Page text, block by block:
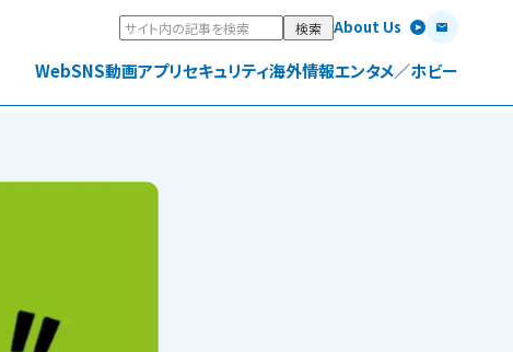
About Us
WebSNS動画アプリセキュリティ海外情報エンタメ／ホビー